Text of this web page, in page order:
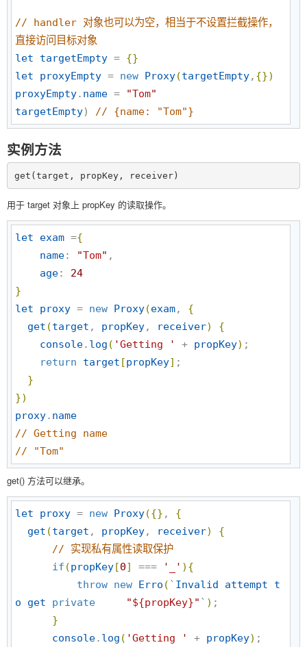
// handler 对象也可以为空，相当于不设置拦截操作，
直接访问目标对象
let
targetEmpty = {}
let
proxyEmpty = new Proxy(targetEmpty, {})
proxyEmpty. name = "Tom"
targetEmpty) // {name: "Tom"}
实例方法
get(target, propKey, receiver)
用于 target 对象上 propKey 的读取操作。
let exam ={
name: "Tom" ,
age: 24
}
let
proxy = new Proxy(exam, {
get (target , propKey, receiver)
{
console. log ( 'Getting ' + propKey) ;
return
target [propKey] ;
}
})
proxy. name
// Getting name
// "Tom"
get() 方法可以继承。
let proxy = new Proxy({} , {
get (target , propKey, receiver)
{
// 实现私有属性读取保护
if (propKey[0] === ' ' ) {
throw new Erro ( ` Invalid attempt
t
o
get private "${propKey}" ` ) ;
}
console. log ( 'Getting ' + propKey) ;